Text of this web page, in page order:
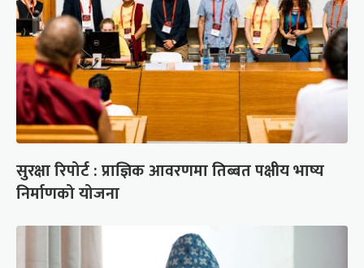
सुरक्षा रिपोर्ट : प्राज्ञिक आवरणमा तिब्बत पक्षीय भाष्य
निर्माणको योजना